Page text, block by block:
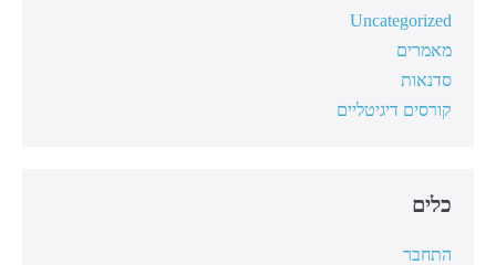
Uncategorized
מאמרים
סדנאות
קורסים דיגיטליים
כלים
התחבר